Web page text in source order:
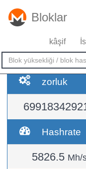
Bloklar
kâşif
zorluk
Hashrate
5826.5 Mh/